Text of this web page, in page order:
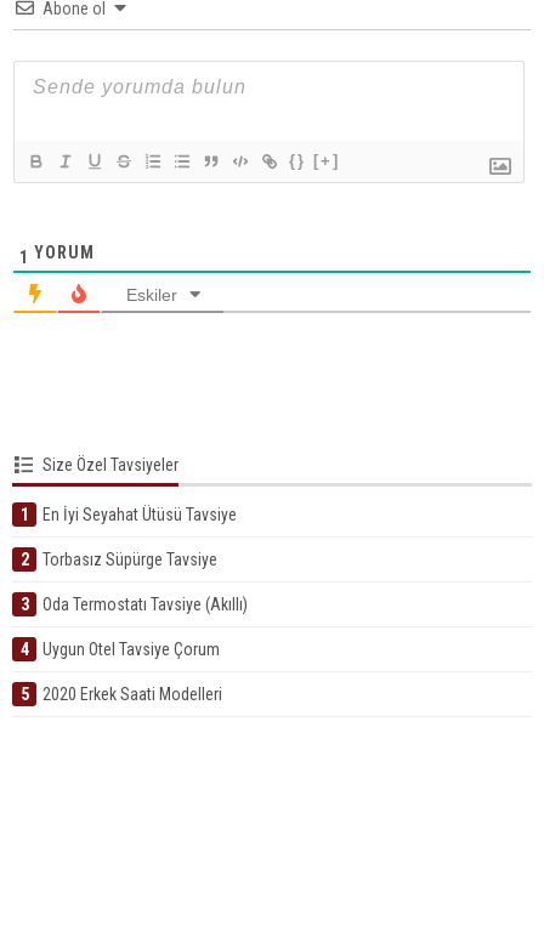
Abone ol
{} [+]
1 YORUM
Eskiler
Size Özel Tavsiyeler
1 En İyi Seyahat Ütüsü Tavsiye
2 Torbasız Süpürge Tavsiye
3 Oda Termostatı Tavsiye (Akıllı)
4 Uygun Otel Tavsiye Çorum
5 2020 Erkek Saati Modelleri